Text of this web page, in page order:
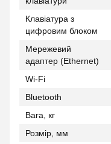
Клавіатура з
цифровим блоком
Мережевий
адаптер (Ethernet)
Wi-Fi
Bluetooth
Вага, кг
Розмір, мм